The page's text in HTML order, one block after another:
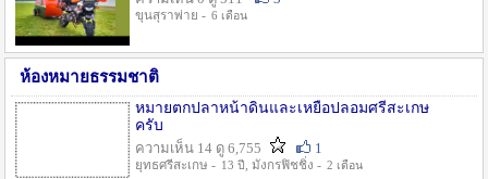
ขุนสุราพ่าย - 6 เดือน
ห้องหมายธรรมชาติ
หมายตกปลาหน้าดินและเหยื่อปลอมศรีสะเกษ
ครับ
ความเห็น 14 ดู 6,755
1
ยุทธศรีสะเกษ - 13 ปี , มังกรฟิชชิ่ง - 2 เดือน